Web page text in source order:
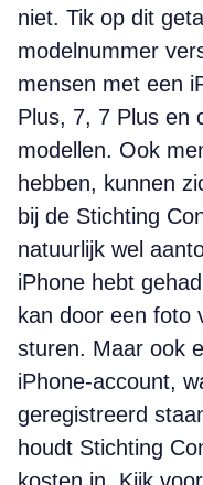
niet. Tik op dit
modelnummer
mensen met een
Plus, 7, 7 Plus en
modellen. Ook
hebben, kunnen
bij de Stichting
natuurlijk wel
iPhone hebt
kan door een foto
sturen. Maar ook
iPhone-account,
geregistreerd
houdt Stichting